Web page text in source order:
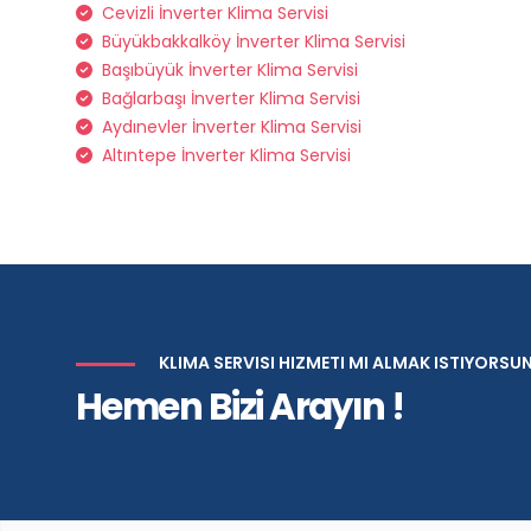
Cevizli İnverter Klima Servisi
Büyükbakkalköy İnverter Klima Servisi
Başıbüyük İnverter Klima Servisi
Bağlarbaşı İnverter Klima Servisi
Aydınevler İnverter Klima Servisi
Altıntepe İnverter Klima Servisi
KLIMA SERVISI HIZMETI MI ALMAK
Hemen Bizi Arayın !